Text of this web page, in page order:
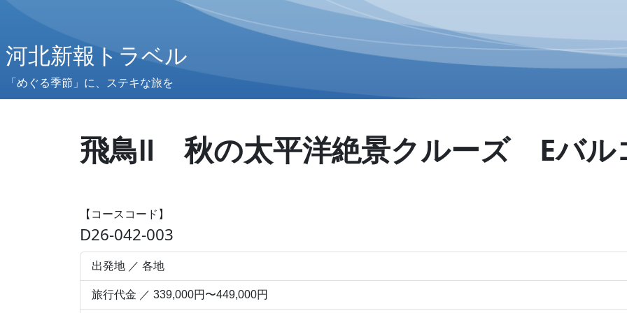
河北新報トラベル
「めぐる季節」に、ステキな旅を
飛鳥Ⅱ 秋の太平洋絶景クルーズ Eバル
【コースコード】
D26-042-003
出発地 ／ 各地
旅行代金 ／ 339,000円〜449,000円